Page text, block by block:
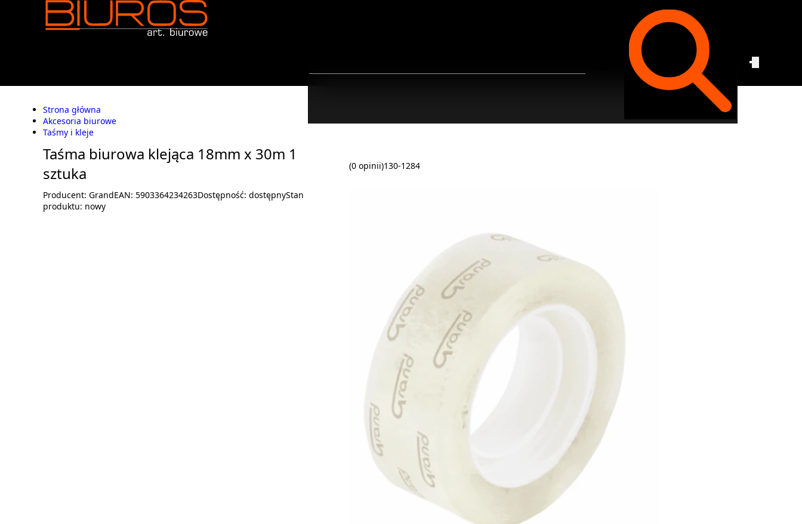
Strona główna
Akcesoria biurowe
Taśmy i kleje
Taśma biurowa klejąca 18mm x 30m 1
sztuka
(0 opinii)130-1284
Producent: GrandEAN: 5903364234263Dostępność: dostępnyStan
produktu: nowy